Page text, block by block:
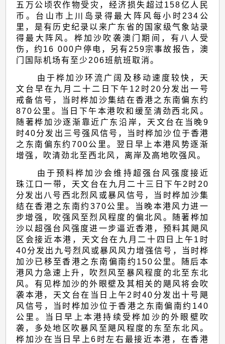
五万公顷农作物受灾，经济损失超过158亿人民
币。台山市上川岛录得最大阵风每小时234公
里，是有历史纪录以来广东省的国家级气象站录
得最大阵风。桦加沙吹袭澳门期间，有八人受
伤，约16 000户停电，另有259宗事故报告，澳
门国际机场有至少206班航班取消。
由于桦加沙环流广阔及移动速度较快，天
文台早在九月二十二日下午12时20分发出一号
戒备信号，当时桦加沙集结在香港之东南偏东约
870公里。当日下午本港吹和缓至清劲西北风。
随著桦加沙逐渐靠近广东沿岸，天文台在当晚9
时40分发出三号强风信号，当时桦加沙位于香港
之东南偏东约700公里。翌日早上本港风势逐渐
增强，吹清劲北至西北风，离岸及高地吹强风。
由于预料桦加沙会维持超强台风强度接近
珠江口一带，天文台在九月二十三日下午2时20
分发出八号西北烈风或暴风信号，当时桦加沙集
结在香港之东南约370公里。当晚本港风力进一
步增强，吹强风至烈风程度的偏北风。随著桦加
沙以超强台风强度进一步逼近香港，预料其飓风
区会接近本港，天文台在九月二十四日上午1时
40分发出九号烈风或暴风风力增强信号，当时桦
加沙已移至香港之东南偏南约150公里。随后本
港风力急速上升，吹烈风至暴风程度的北至东北
风。有见桦加沙的外眼壁及其相关的飓风将会吹
袭本港，天文台在当日上午2时40分发出十号飓
风信号，当时桦加沙位于香港之东南偏南约140
公里。当日早上本港持续受桦加沙的外眼壁吹
袭，多处地区吹暴风至飓风程度的东至东北风。
桦加沙在当日早上6时左右最接近本港，在香港